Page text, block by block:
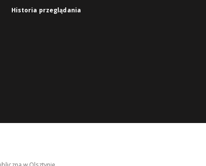
Historia przeglądania